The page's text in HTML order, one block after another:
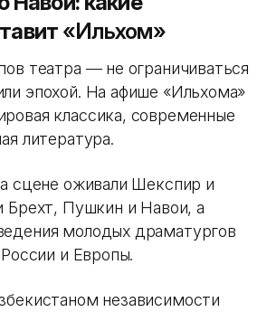
«Ильхом»
театра — не ограничиваться
эпохой. На афише «Ильхома»
классика, современные
литература.
сцене оживали Шекспир и
Брехт, Пушкин и Навои, а
молодых драматургов
и Европы.
независимости